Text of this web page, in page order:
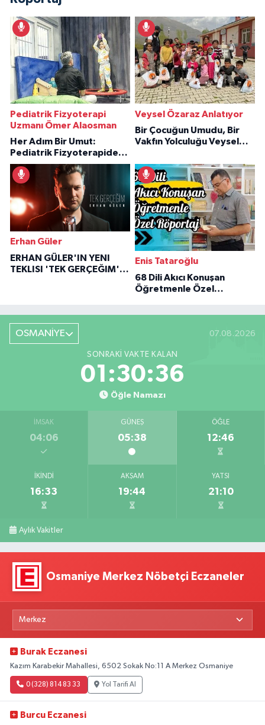
Pediatrik Fizyoterapi
Uzmanı Ömer Alaosman
Her Adım Bir Umut:
Pediatrik Fizyoterapiden
İlham Veren Hikâyeler
Veysel Özaraz Anlatıyor
Bir Çocuğun Umudu, Bir
Vakfın Yolculuğu Veysel
Erhan Güler
ERHAN GÜLER'IN YENI
TEKLISI 'TEK GERÇEĞIM'LE
Enis Tataroğlu
68 Dili Akıcı Konuşan
Öğretmenle Özel
OSMANİYE 07.08.2026
SONRAKI VAKTE KALAN
01:30:35
Öğle Namazı
İMSAK
04:06
GÜNEŞ
05:38
ÖĞLE
12:46
İKINDI
16:33
AKŞAM
19:44
YATSI
21:10
Aylık Vakitler
Osmaniye Merkez Nöbetçi Eczaneler
Burak Eczanesi
Kazım Karabekir Mahallesi, 6502 Sokak No:11 A Merkez Osmaniye
0 (328) 814 83 33 Yol Tarifi Al
Burcu Eczanesi